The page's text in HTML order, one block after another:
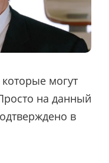
могут
на данный
в